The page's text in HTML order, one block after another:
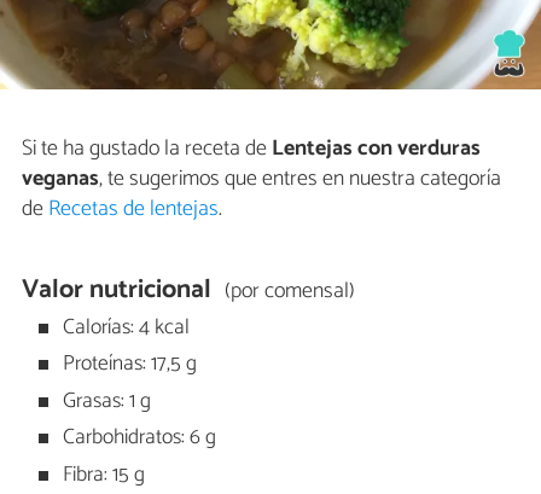
Si te ha gustado la receta deLentejas con verduras
veganas, te sugerimos que entres en nuestra categoría
deRecetas de lentejas.
Valor nutricional (por comensal)
Calorías: 4 kcal
Proteínas: 17,5 g
Grasas: 1 g
Carbohidratos: 6 g
Fibra: 15 g